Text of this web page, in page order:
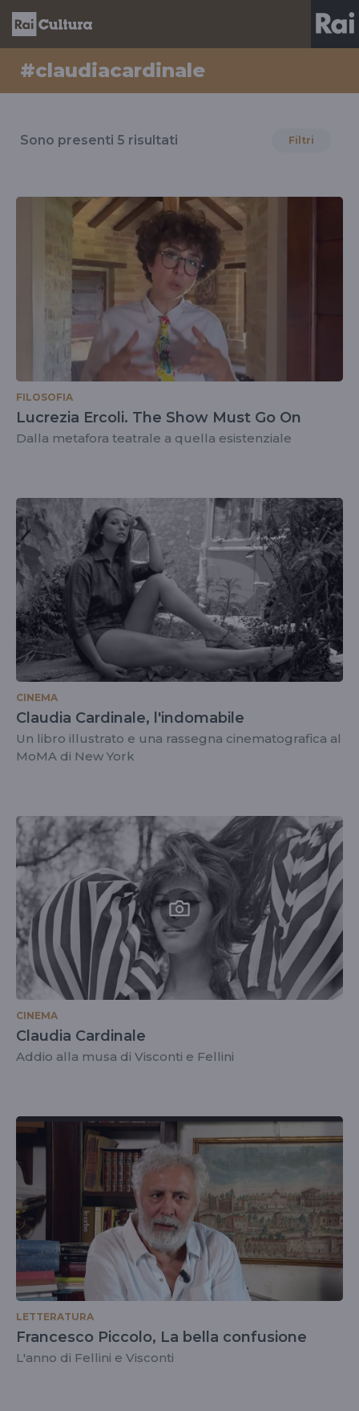
#claudiacardinale
il
#claudiacardinale
Sono presenti 5 risultati Filtri
FILOSOFIA
Lucrezia Ercoli. The Show Must Go On
Dalla metafora teatrale a quella esistenziale
CINEMA
Claudia Cardinale, l'indomabile
Un libro illustrato e una rassegna cinematografica al
MoMA di New York
CINEMA
Claudia Cardinale
Addio alla musa di Visconti e Fellini
LETTERATURA
Francesco Piccolo, La bella confusione
L'anno di Fellini e Visconti